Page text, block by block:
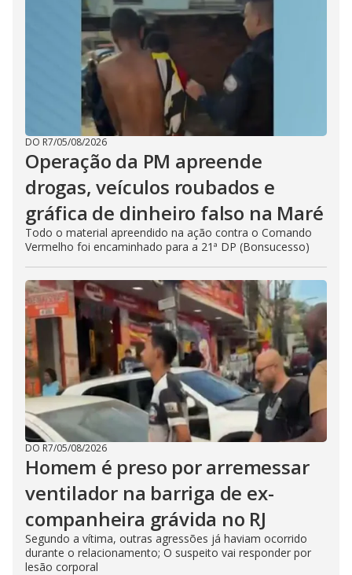
DO R7/05/08/2026
Operação da PM apreende
drogas, veículos roubados e
gráfica de dinheiro falso na Maré
Todo o material apreendido na ação contra o Comando
Vermelho foi encaminhado para a 21ª DP (Bonsucesso)
DO R7/05/08/2026
Homem é preso por arremessar
ventilador na barriga de ex-
companheira grávida no RJ
Segundo a vítima, outras agressões já haviam ocorrido
durante o relacionamento; O suspeito vai responder por
lesão corporal